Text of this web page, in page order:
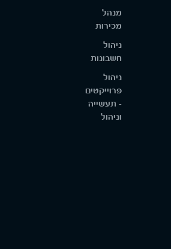
מנהל
מכירות
ניהול
חשבונות
ניהול
פרוייקטים
- תעשייה
וניהול